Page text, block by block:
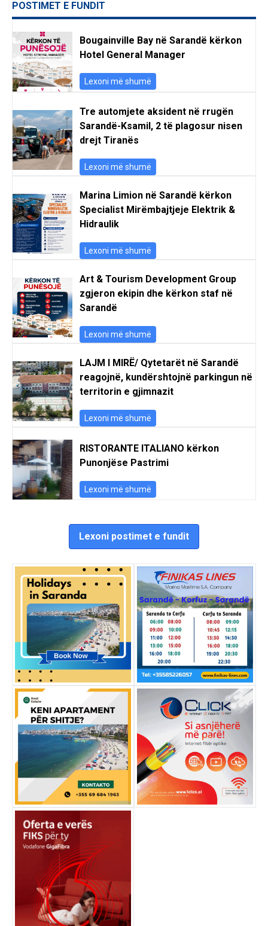
POSTIMET E FUNDIT
Bougainville Bay në Sarandë kërkon
Hotel General Manager
Lexoni më shumë
Tre automjete aksident në rrugën
Sarandë-Ksamil, 2 të plagosur nisen
drejt Tiranës
Lexoni më shumë
Marina Limion në Sarandë kërkon
Specialist Mirëmbajtjeje Elektrik &
Hidraulik
Lexoni më shumë
Art & Tourism Development Group
zgjeron ekipin dhe kërkon staf në
Sarandë
Lexoni më shumë
LAJM I MIRË/ Qytetarët në Sarandë
reagojnë, kundërshtojnë parkingun në
territorin e gjimnazit
Lexoni më shumë
RISTORANTE ITALIANO kërkon
Punonjëse Pastrimi
Lexoni më shumë
Lexoni postimet e fundit